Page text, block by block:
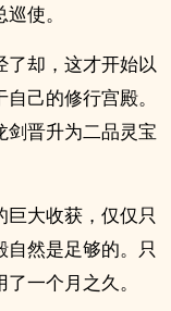
使。
了却，这才开始以
己的修行宫殿。
剑晋升为二品灵宝
大收获，仅仅只
然是足够的。只
一个月之久。